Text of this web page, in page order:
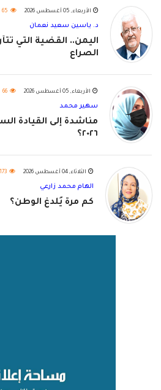
الأربعاء, 05 أغسطس 2026 65
د. ياسين سعيد نعمان
اليمن.. القضية التي
الصراع
الأربعاء, 05 أغسطس 2026 66
سهير محمد
مناشدة إلى القيادة
٢٠٢٦؟
الثلاثاء, 04 أغسطس 2026 173
الهام محمد زارعي
كم مرة يُلدغ الوطن؟